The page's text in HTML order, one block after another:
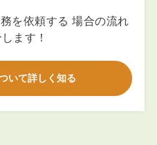
を依頼する 場合の流れ
ます！
いて詳しく知る